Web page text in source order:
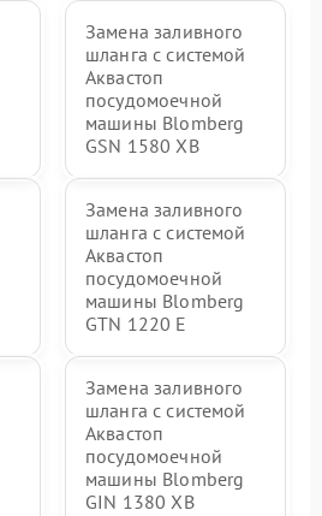
Замена заливного
шланга с системой
Аквастоп
посудомоечной
машины Blomberg
GSN 1580 XB
Замена заливного
шланга с системой
Аквастоп
посудомоечной
машины Blomberg
GTN 1220 E
Замена заливного
шланга с системой
Аквастоп
посудомоечной
машины Blomberg
GIN 1380 XB